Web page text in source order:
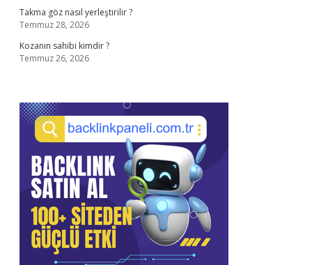
Takma göz nasıl yerleştirilir ?
Temmuz 28, 2026
Kozanın sahibi kimdir ?
Temmuz 26, 2026